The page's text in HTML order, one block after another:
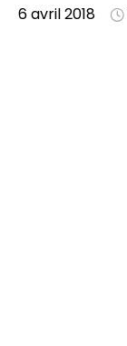
6 avril 2018